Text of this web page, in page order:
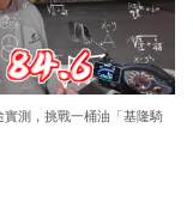
測，挑戰一桶油「基隆騎